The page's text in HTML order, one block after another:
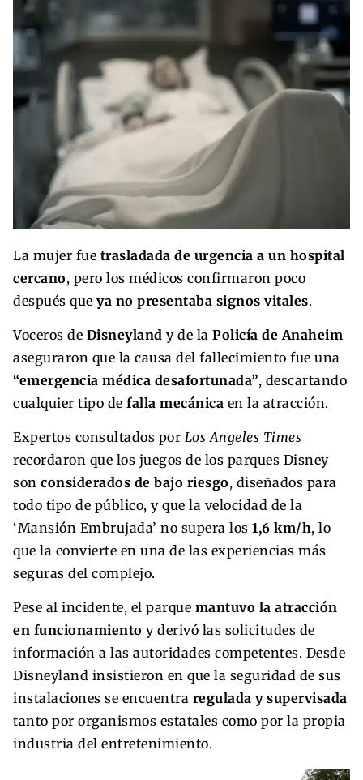
La mujer fue trasladada de urgencia a un hospital
cercano, pero los médicos confirmaron poco
después que ya no presentaba signos vitales.
Voceros de Disneyland y de la Policía de Anaheim
aseguraron que la causa del fallecimiento fue una
“emergencia médica desafortunada”, descartando
cualquier tipo de falla mecánica en la atracción.
Expertos consultados por Los Angeles Times
recordaron que los juegos de los parques Disney
son considerados de bajo riesgo, diseñados para
todo tipo de público, y que la velocidad de la
‘Mansión Embrujada’ no supera los 1,6 km/h, lo
que la convierte en una de las experiencias más
seguras del complejo.
Pese al incidente, el parque mantuvo la atracción
en funcionamiento y derivó las solicitudes de
información a las autoridades competentes. Desde
Disneyland insistieron en que la seguridad de sus
instalaciones se encuentra regulada y supervisada
tanto por organismos estatales como por la propia
industria del entretenimiento.